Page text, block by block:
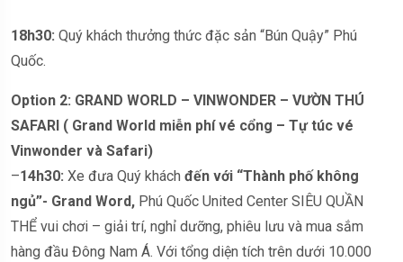
18h30: Quý khách thưởng thức đặc sản “Bún Quậy” Phú
Quốc.
Option 2: GRAND WORLD – VINWONDER – VƯỜN THÚ
SAFARI ( Grand World miễn phí vé cổng – Tự túc vé
Vinwonder và Safari)
–14h30: Xe đưa Quý khách đến với “Thành phố không
ngủ”- Grand Word, Phú Quốc United Center SIÊU QUẦN
THỂ vui chơi – giải trí, nghỉ dưỡng, phiêu lưu và mua sắm
hàng đầu Đông Nam Á. Với tổng diện tích trên dưới 10.000